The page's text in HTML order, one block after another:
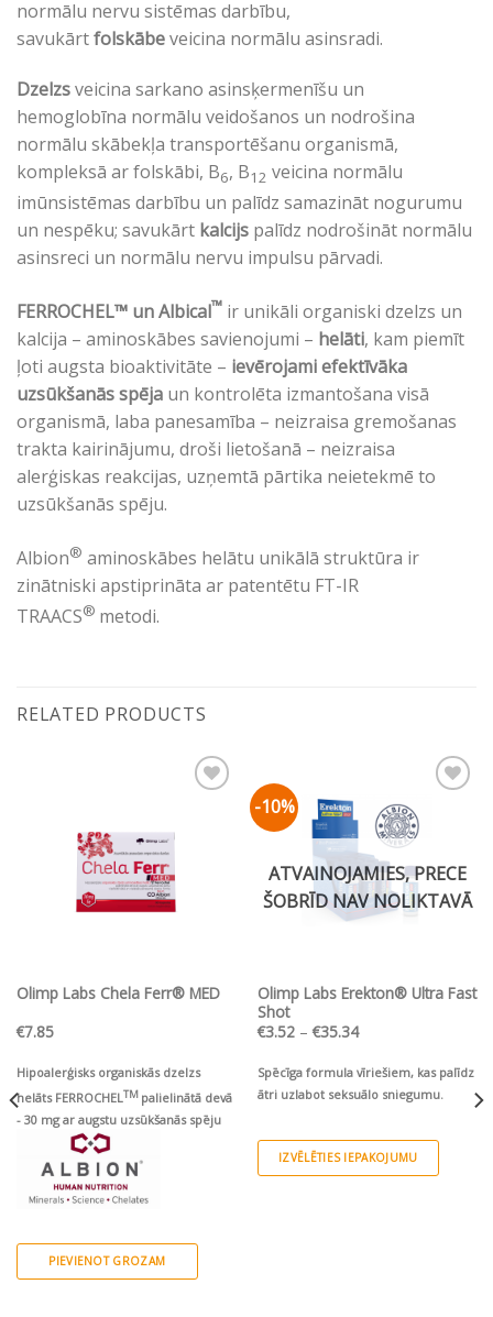
normālu nervu sistēmas darbību,
savukārtfolskābeveicina normālu asinsradi.
Dzelzsveicina sarkano asinsķermenīšu un
hemoglobīna normālu veidošanos un nodrošina
normālu skābekļa transportēšanu organismā,
kompleksā ar folskābi, B6, B12 veicina normālu
imūnsistēmas darbību un palīdz samazināt nogurumu
un nespēku; savukārt kalcijs palīdz nodrošināt normālu
asinsreci un normālu nervu impulsu pārvadi.
FERROCHEL™ un Albical™ ir unikāli organiski dzelzs un
kalcija – aminoskābes savienojumi – helāti, kam piemīt
ļoti augsta bioaktivitāte – ievērojami efektīvāka
uzsūkšanās spēja un kontrolēta izmantošana visā
organismā, laba panesamība – neizraisa gremošanas
trakta kairinājumu, droši lietošanā – neizraisa
alerģiskas reakcijas, uzņemtā pārtika neietekmē to
uzsūkšanās spēju.
Albion® aminoskābes helātu unikālā struktūra ir
zinātniski apstiprināta ar patentētu FT-IR
TRAACS® metodi.
RELATED PRODUCTS
Olimp Labs Chela Ferr® MED
€7.85
Hipoalerģisks organiskās dzelzs
helāts FERROCHELTM palielinātā devā
- 30 mg ar augstu uzsūkšanās spēju
PIEVIENOT GROZAM
-10%
Pievienot vēlmju
sarakstam
ATVAINOJAMIES, PRECE
ŠOBRĪD NAV NOLIKTAVĀ
Olimp Labs Erekton® Ultra Fast
Shot
€3.52 – €35.34Price
range:
through
€35.34
Spēcīga formula vīriešiem, kas palīdz
ātri uzlabot seksuālo sniegumu.
IZVĒLĒTIES IEPAKOJUMU